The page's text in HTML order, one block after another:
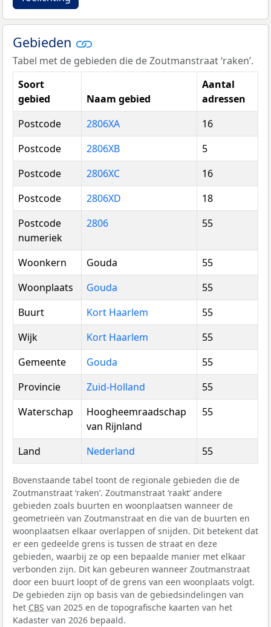
Gebieden
Tabel met de gebieden die de Zoutmanstraat ‘raken’.
Soort
gebied
Naam gebied
Aantal
adressen
Postcode
2806XA
16
Postcode
2806XB
5
Postcode
2806XC
16
Postcode
2806XD
18
Postcode
numeriek
2806 55
Woonkern Gouda
55
Woonplaats
Gouda
55
Buurt
Kort Haarlem
55
Wijk
Kort Haarlem
55
Gemeente
Gouda
55
Provincie
Zuid-Holland
55
Waterschap
Hoogheemraadschap
van Rijnland
55
Land Nederland 55
Bovenstaande tabel toont de regionale gebieden die de
Zoutmanstraat ‘raken’. Zoutmanstraat ‘raakt’ andere
gebieden zoals buurten en woonplaatsen wanneer de
geometrieën van Zoutmanstraat en die van de buurten en
woonplaatsen elkaar overlappen of snijden. Dit betekent dat
er een gedeelde grens is tussen de straat en deze
gebieden, waarbij ze op een bepaalde manier met elkaar
verbonden zijn. Dit kan gebeuren wanneer Zoutmanstraat
door een buurt loopt of de grens van een woonplaats volgt.
De gebieden zijn op basis van de gebiedsindelingen van
het CBS van 2025 en de topografische kaarten van het
Kadaster van 2026 bepaald.